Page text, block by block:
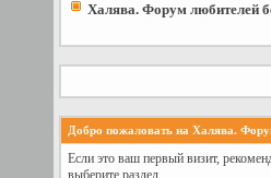
Халява. Форум любителей
Добро пожаловать на Халява.
Если это ваш первый визит,
выберите раздел.